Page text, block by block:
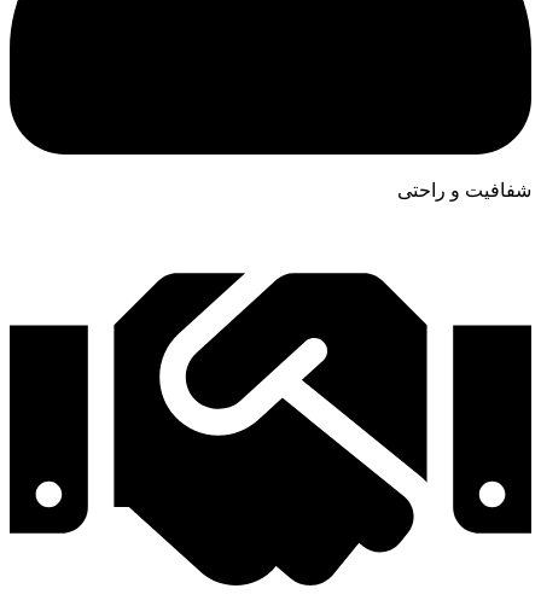
شفافیت و راحتی